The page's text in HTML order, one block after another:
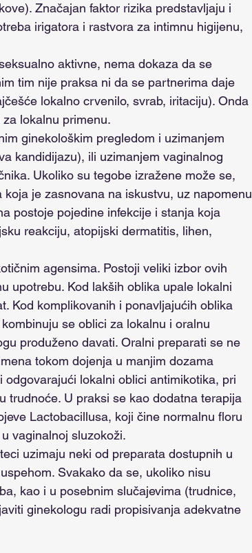
Značajan faktor rizika predstavljaju i
irigatora i rastvora za intimnu higijenu,
tim nije praksa ni da se partnerima daje
lokalno crvenilo, svrab, iritaciju). Onda
lokalnu primenu.
kandidijazu), ili uzimanjem vaginalnog
Ukoliko su tegobe izražene može se,
je zasnovana na iskustvu, uz napomenu
postoje pojedine infekcije i stanja koja
reakciju, atopijski dermatitis, lihen,
upotrebu. Kod lakših oblika upale lokalni
Kod komplikovanih i ponavljajućih oblika
se oblici za lokalnu i oralnu
produženo davati. Oralni preparati se ne
tokom dojenja u manjim dozama
lokalni oblici antimikotika, pri
trudnoće. U praksi se kao dodatna terapija
Lactobacillusa, koji čine normalnu floru
vaginalnoj sluzokoži.
Svakako da se, ukoliko nisu
kao i u posebnim slučajevima (trudnice,
ginekologu radi propisivanja adekvatne